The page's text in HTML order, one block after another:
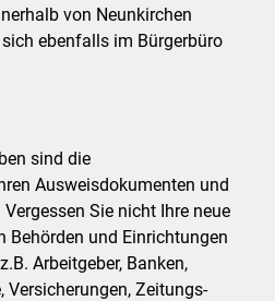
von Neunkirchen
ebenfalls im Bürgerbüro
sind die
Ausweisdokumenten und
Sie nicht Ihre neue
Behörden und Einrichtungen
Arbeitgeber, Banken,
Versicherungen, Zeitungs-